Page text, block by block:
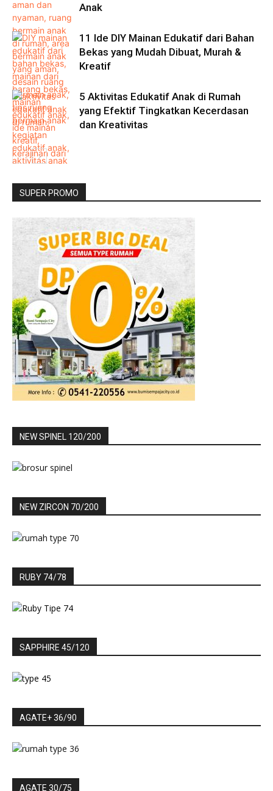
Anak
11 Ide DIY Mainan Edukatif dari Bahan
Bekas yang Mudah Dibuat, Murah &
Kreatif
5 Aktivitas Edukatif Anak di Rumah
yang Efektif Tingkatkan Kecerdasan
dan Kreativitas
SUPER PROMO
NEW SPINEL 120/200
NEW ZIRCON 70/200
RUBY 74/78
SAPPHIRE 45/120
AGATE+ 36/90
AGATE 30/75